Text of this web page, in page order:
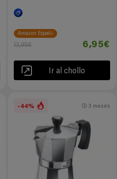
Amazon España
13,95€ 6,95€
Ir al chollo
-44% 3 meses